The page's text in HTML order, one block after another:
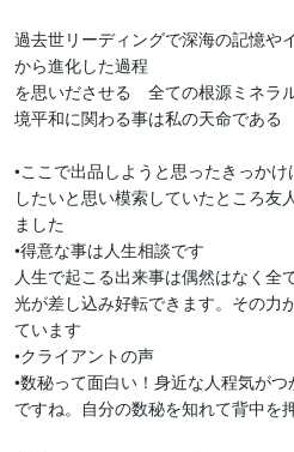
過去世リーディングで深海の記憶や
から進化した過程
を思いださせる　全ての根源ミネラ
境平和に関わる事は私の天命である
•ここで出品しようと思ったきっか
したいと思い模索していたところ友
ました
•得意な事は人生相談です
人生で起こる出来事は偶然はなく全
光が差し込み好転できます。その力
ています
•クライアントの声
•数秘って面白い！身近な人程気が